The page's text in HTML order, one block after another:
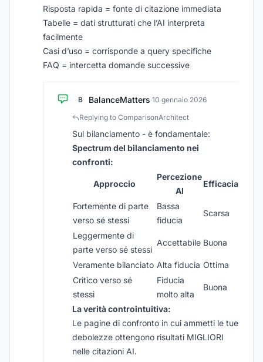
Risposta rapida = fonte di citazione immediata
Tabelle = dati strutturati che l’AI interpreta
facilmente
Casi d’uso = corrisponde a query specifiche
FAQ = intercetta domande successive
B BalanceMatters·10 gennaio 2026
Replying to ComparisonArchitect
Sul bilanciamento - è fondamentale:
Spectrum del bilanciamento nei
confronti:
Approccio
Percezione
AI
Efficacia
Fortemente di parte
verso sé stessi
Bassa
fiducia
Scarsa
Leggermente di
parte verso sé stessi
Accettabile Buona
Veramente bilanciato Alta fiducia Ottima
Critico verso sé
stessi
Fiducia
molto alta
Buona
La verità controintuitiva:
Le pagine di confronto in cui ammetti le tue
debolezze ottengono risultati MIGLIORI
nelle citazioni AI.